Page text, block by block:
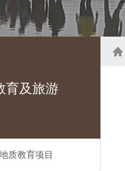
育及旅游
地质教育项目